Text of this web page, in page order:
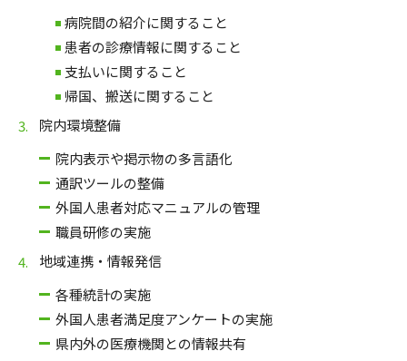
病院間の紹介に関すること
患者の診療情報に関すること
支払いに関すること
帰国、搬送に関すること
院内環境整備
院内表示や掲示物の多言語化
通訳ツールの整備
外国人患者対応マニュアルの管理
職員研修の実施
地域連携・情報発信
各種統計の実施
外国人患者満足度アンケートの実施
県内外の医療機関との情報共有